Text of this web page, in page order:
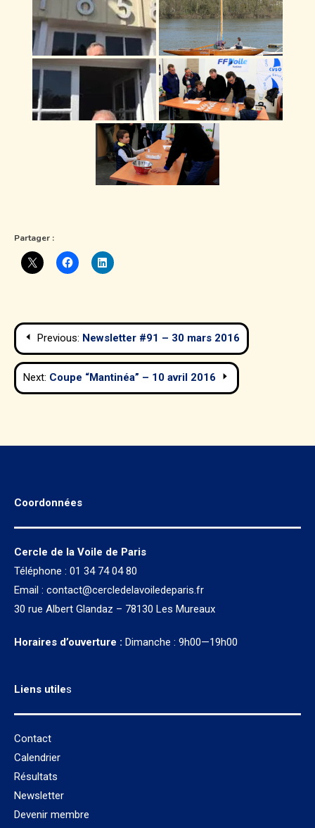
Partager :
Navigation
de
l’article
Previous: Newsletter #91 – 30 mars 2016
Next: Coupe “Mantinéa” – 10 avril 2016
Coordonnées
Cercle de la Voile de Paris
Téléphone : 01 34 74 04 80
Email : contact@cercledelavoiledeparis.fr
30 rue Albert Glandaz – 78130 Les Mureaux
Horaires d’ouverture : Dimanche : 9h00—19h00
Liens utiles
Contact
Calendrier
Résultats
Newsletter
Devenir membre